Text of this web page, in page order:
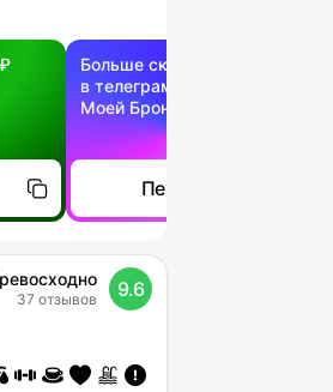
Больше скидок —
в телеграм-канале
Моей Брони
Перейти
37 отзывов 9.6